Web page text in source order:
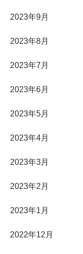
2023年9月
2023年8月
2023年7月
2023年6月
2023年5月
2023年4月
2023年3月
2023年2月
2023年1月
2022年12月